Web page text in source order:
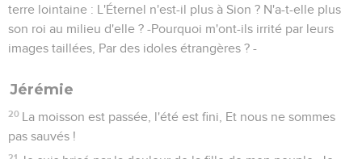
terre lointaine : L'Éternel n'est-il plus à Sion ? N'a-t-elle plus
son roi au milieu d'elle ? -Pourquoi m'ont-ils irrité par leurs
images taillées, Par des idoles étrangères ? -
Jérémie
20 La moisson est passée, l'été est fini, Et nous ne sommes
pas sauvés !
21